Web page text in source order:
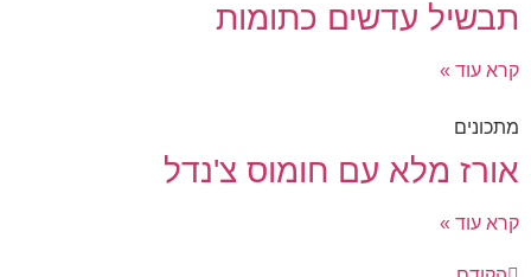
תבשיל עדשים כתומות
קרא עוד »
מתכונים
אורז מלא עם חומוס צ'נדל
קרא עוד »